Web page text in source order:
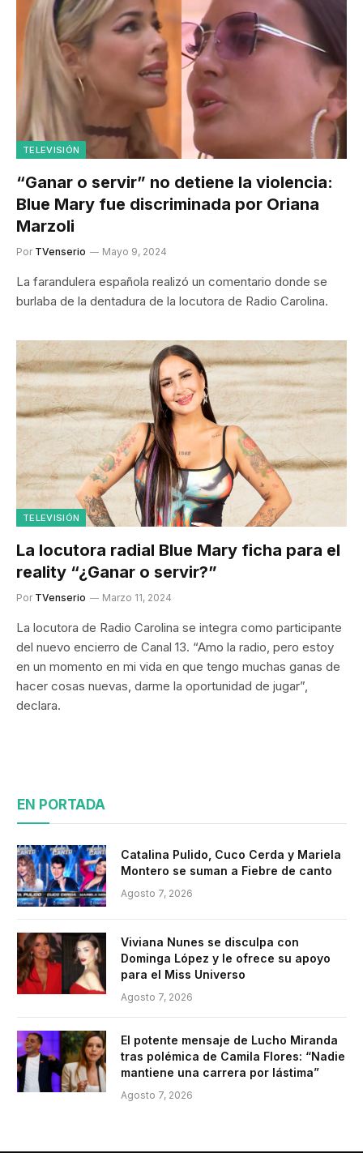
TELEVISIÓN
“Ganar o servir” no detiene la violencia:
Blue Mary fue discriminada por Oriana
Marzoli
Por TVenserio Mayo 9, 2024
La farandulera española realizó un comentario donde se
burlaba de la dentadura de la locutora de Radio Carolina.
TELEVISIÓN
La locutora radial Blue Mary ficha para el
reality “¿Ganar o servir?”
Por TVenserio Marzo 11, 2024
La locutora de Radio Carolina se integra como participante
del nuevo encierro de Canal 13. “Amo la radio, pero estoy
en un momento en mi vida en que tengo muchas ganas de
hacer cosas nuevas, darme la oportunidad de jugar”,
declara.
EN PORTADA
Catalina Pulido, Cuco Cerda y Mariela
Montero se suman a Fiebre de canto
Agosto 7, 2026
Viviana Nunes se disculpa con
Dominga López y le ofrece su apoyo
para el Miss Universo
Agosto 7, 2026
El potente mensaje de Lucho Miranda
tras polémica de Camila Flores: “Nadie
mantiene una carrera por lástima”
Agosto 7, 2026